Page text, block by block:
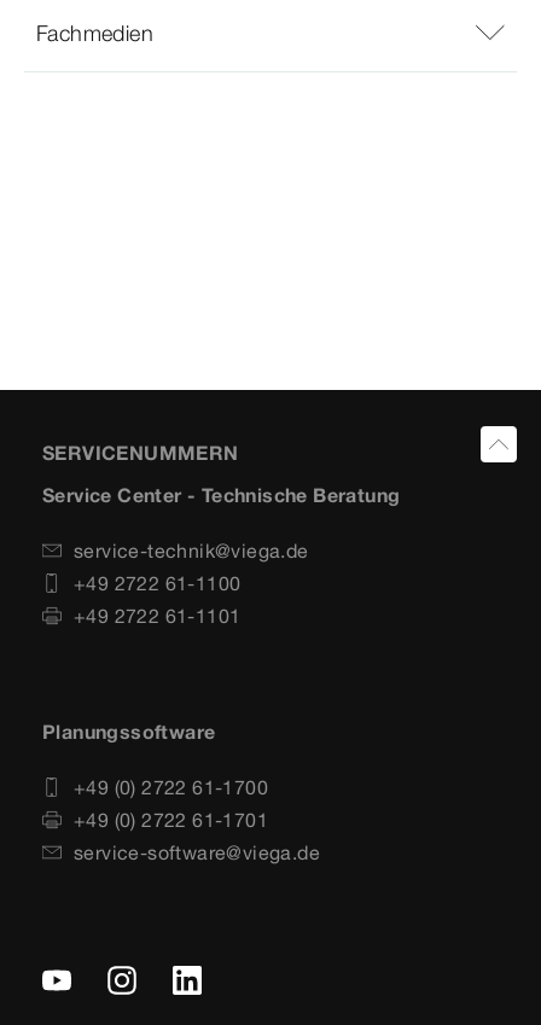
Fachmedien
SERVICENUMMERN
Service Center - Technische Beratung
service-technik@viega.de
+49 2722 61-1100
+49 2722 61-1101
Planungssoftware
+49 (0) 2722 61-1700
+49 (0) 2722 61-1701
service-software@viega.de